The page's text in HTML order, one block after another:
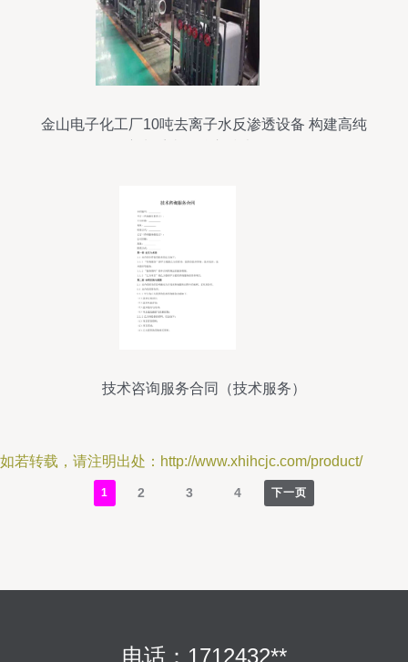
金山电子化工厂10吨去离子水反渗透设备 构建高纯
技术咨询服务合同（技术服务）
如若转载，请注明出处：http://www.xhihcjc.com/product/
1 2 3 4 下一页
电话：1712432**